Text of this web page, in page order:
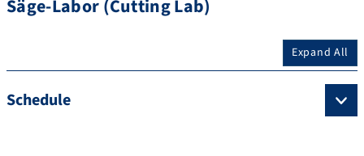
Säge-Labor (Cutting Lab)
Expand All
Schedule